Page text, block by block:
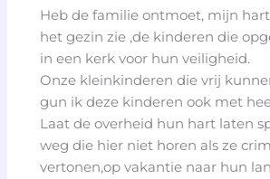
Heb de familie ontmoet, mijn
het gezin zie ,de kinderen die
in een kerk voor hun veiligheid.
Onze kleinkinderen die vrij
gun ik deze kinderen ook met
Laat de overheid hun hart laten
weg die hier niet horen als ze
vertonen,op vakantie naar hun